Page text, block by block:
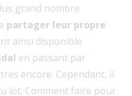
grand nombre
partager leur propre
ainsi disponible
en passant par
encore. Cependant, il
lot. Comment faire pour